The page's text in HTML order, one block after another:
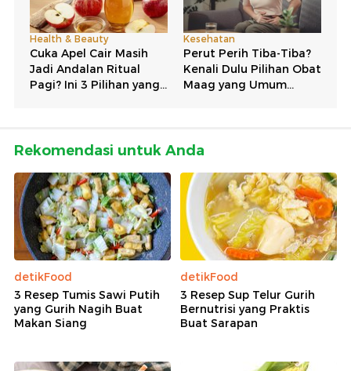
Rekomendasi untuk Anda
detikFood
3 Resep Tumis Sawi Putih
yang Gurih Nagih Buat
Makan Siang
detikFood
3 Resep Sup Telur Gurih
Bernutrisi yang Praktis
Buat Sarapan